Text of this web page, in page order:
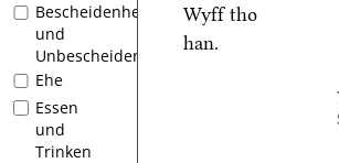
Bescheidenheit
und
Unbescheidenheit
Ehe
Essen
und
Trinken
Wyff tho
han.